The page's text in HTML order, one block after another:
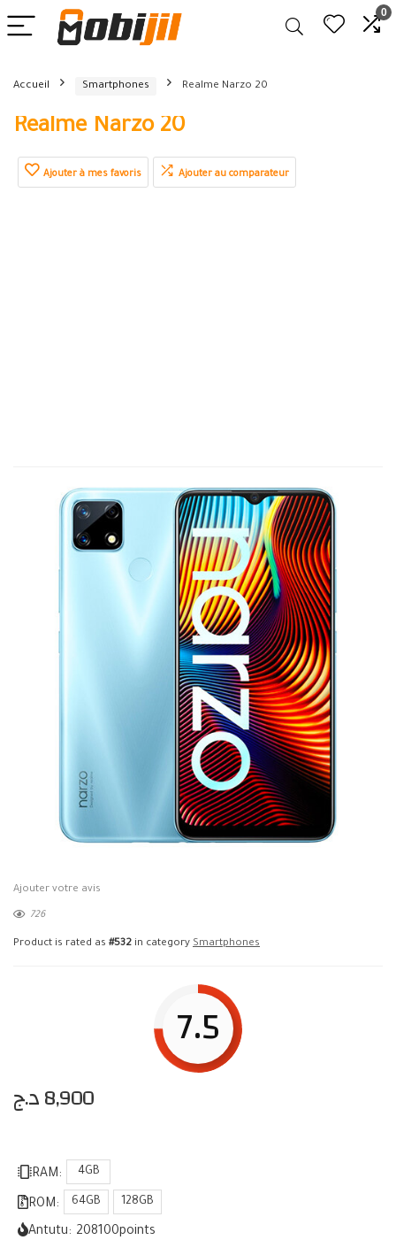
0
Accueil Smartphones Realme Narzo 20
Realme Narzo 20
Ajouter à mes favoris Ajouter au comparateur
Ajouter votre avis
726
Product is rated as #532 in category Smartphones
7.5
8,900د.ج
RAM: 4GB
ROM: 64GB 128GB
Antutu: 208100points